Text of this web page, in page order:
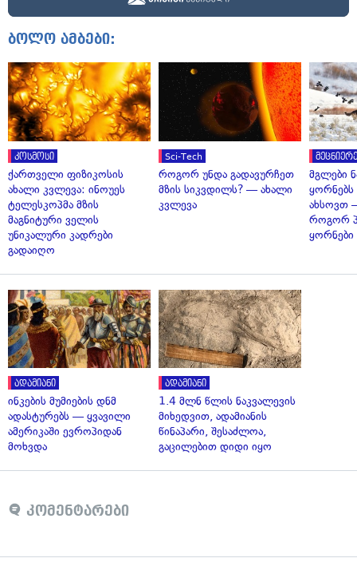
ბოლო ამბები:
კოსმოსი
ქართველი ფიზიკოსის
ახალი კვლევა: ინოუეს
ტელესკოპმა მზის
მაგნიტური ველის
უნიკალური კადრები
გადაიღო
Sci-Tech
როგორ უნდა გადავურჩეთ
მზის სიკვდილს? — ახალი
კვლევა
მგლები
ახსოვთ
როგორ
ყორნები
ადამიანი
ინკების მუმიების დნმ
ადასტურებს — ყვავილი
ამერიკაში ევროპიდან
მოხვდა
ადამიანი
1.4 მლნ წლის ნაკვალევის
მიხედვით, ადამიანის
წინაპარი, შესაძლოა,
გაცილებით დიდი იყო
კომენტარები